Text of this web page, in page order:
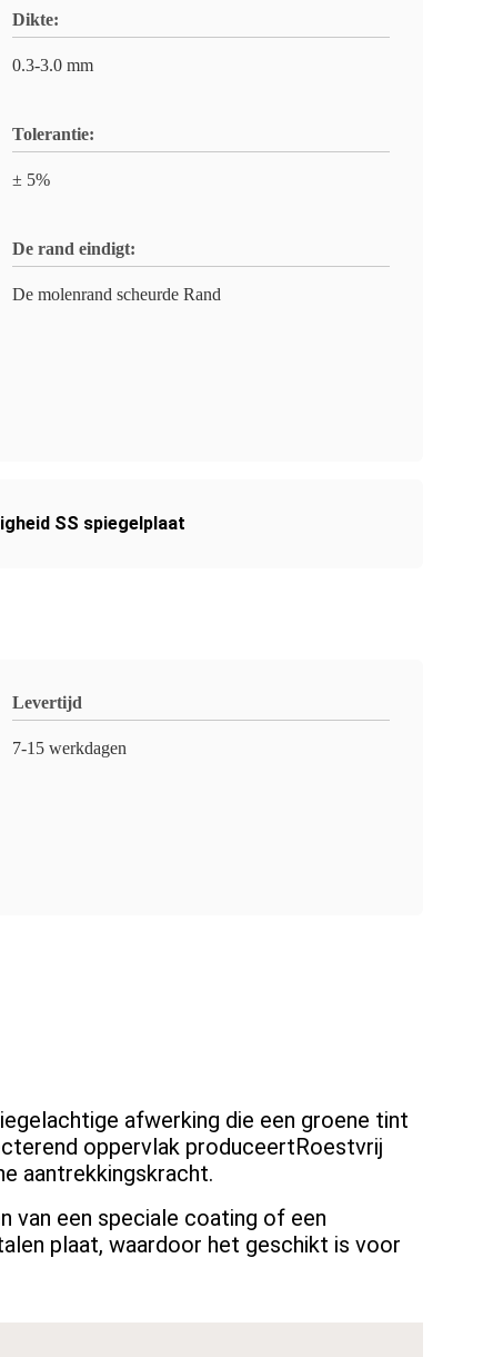
Dikte:
0.3-3.0 mm
Tolerantie:
± 5%
De rand eindigt:
De molenrand scheurde Rand
SS spiegelplaat
Levertijd
7-15 werkdagen
afwerking die een groene tint
oppervlak produceertRoestvrij
aantrekkingskracht.
van een speciale coating of een
plaat, waardoor het geschikt is voor